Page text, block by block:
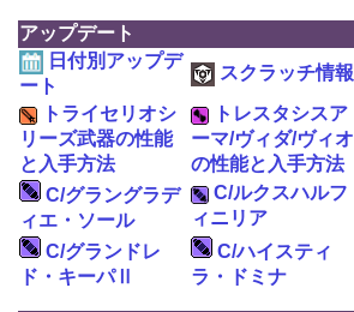
アップデート
日付別アップデ
ート
スクラッチ情報
トライセリオシ
リーズ武器の性能
と入手方法
トレスタシスア
ーマ/ヴィダ/ヴィオ
の性能と入手方法
C/グラングラデ
ィエ・ソール
C/ルクスハルフ
ィニリア
C/グランドレ
ド・キーパⅡ
C/ハイスティ
ラ・ドミナ